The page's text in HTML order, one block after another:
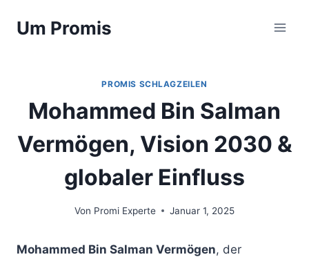
InhaltUm Promis
PROMIS SCHLAGZEILEN
Mohammed Bin Salman
Vermögen, Vision 2030 &
globaler Einfluss
Von Promi Experte Januar 1, 2025
Mohammed Bin Salman Vermögen, der